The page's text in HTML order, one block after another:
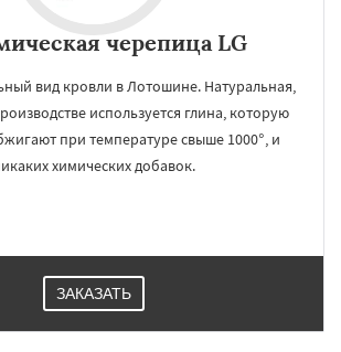
черепица LG
вид кровли в Лотошине. Натуральная,
используется глина, которую
при температуре свыше 1000°, и
химических добавок.
ЗАКАЗАТЬ